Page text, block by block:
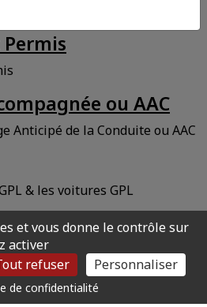
et vous donne le contrôle sur
activer
refuser Personnaliser
de confidentialité
ou AAC
Anticipé de la Conduite ou AAC
& les voitures GPL
Economique et Ecologique
MOULINS